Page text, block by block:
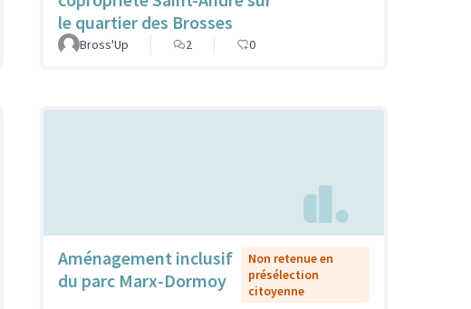
le quartier des Brosses
Bross'Up 2 0
Aménagement inclusif
du parc Marx-Dormoy
Non retenue en
présélection
citoyenne